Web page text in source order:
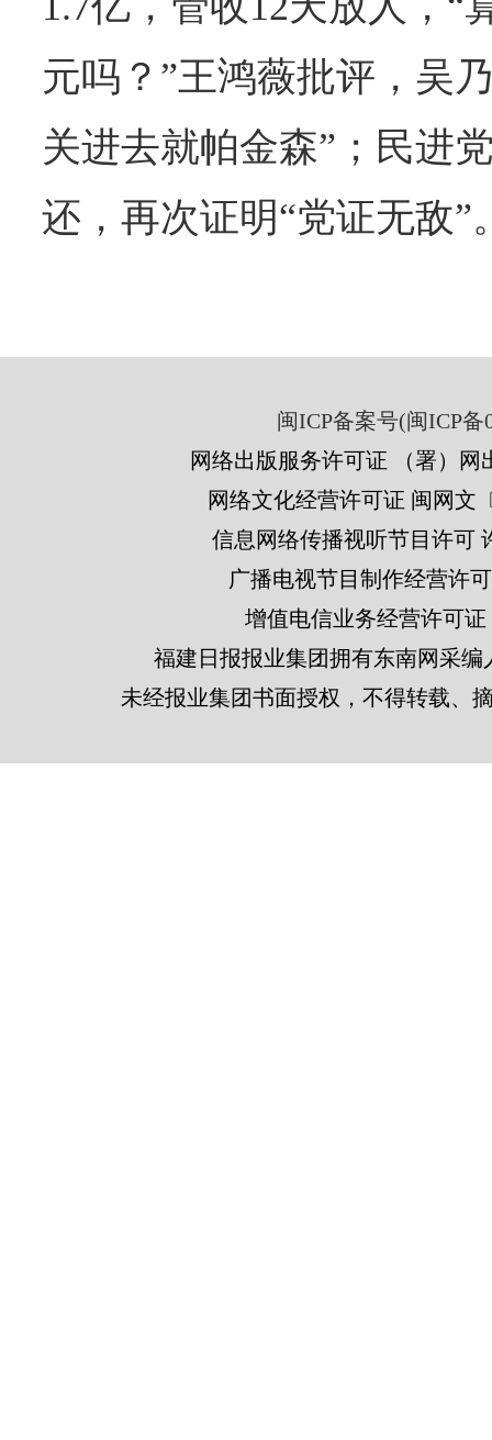
元吗？”王鸿薇批评，吴
关进去就帕金森”；民进
还，再次证明“党证无敌”
闽ICP备案号(闽ICP备
网络出版服务许可证 （署）网
网络文化经营许可证 闽网文
信息网络传播视听节目许可
广播电视节目制作经营许
增值电信业务经营许可证
福建日报报业集团拥有东南网采
未经报业集团书面授权，不得转载、